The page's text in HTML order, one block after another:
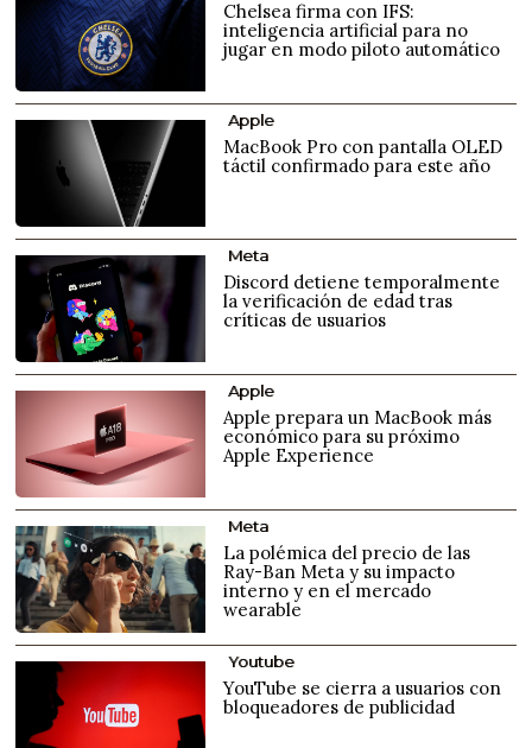
Chelsea firma con IFS:
inteligencia artificial para no
jugar en modo piloto automático
Apple
MacBook Pro con pantalla OLED
táctil confirmado para este año
Meta
Discord detiene temporalmente
la verificación de edad tras
críticas de usuarios
Apple
Apple prepara un MacBook más
económico para su próximo
Apple Experience
Meta
La polémica del precio de las
Ray-Ban Meta y su impacto
interno y en el mercado
wearable
Youtube
YouTube se cierra a usuarios con
bloqueadores de publicidad